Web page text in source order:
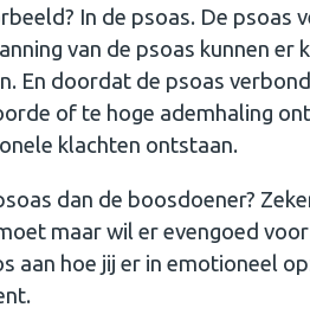
In de psoas. De psoas
van de psoas kunnen er
En doordat de psoas
of te hoge ademhaling
klachten ontstaan.
dan de boosdoener?
maar wil er evengoed
aan hoe jij er in emotioneel